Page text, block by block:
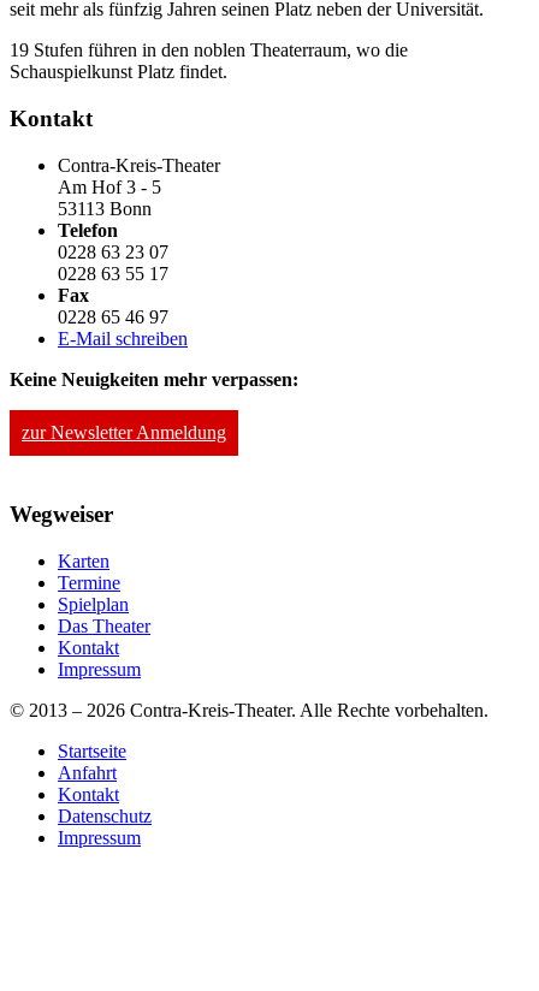
seit mehr als fünfzig Jahren seinen Platz neben der Universität.
19 Stufen führen in den noblen Theaterraum, wo die
Schauspielkunst Platz findet.
Kontakt
Contra-Kreis-Theater
Am Hof 3 - 5
53113 Bonn
Telefon
0228 63 23 07
0228 63 55 17
Fax
0228 65 46 97
E-Mail schreiben
Keine Neuigkeiten mehr verpassen:
zur Newsletter Anmeldung
Wegweiser
Karten
Termine
Spielplan
Das Theater
Kontakt
Impressum
© 2013 – 2026 Contra-Kreis-Theater. Alle Rechte vorbehalten.
Startseite
Anfahrt
Kontakt
Datenschutz
Impressum